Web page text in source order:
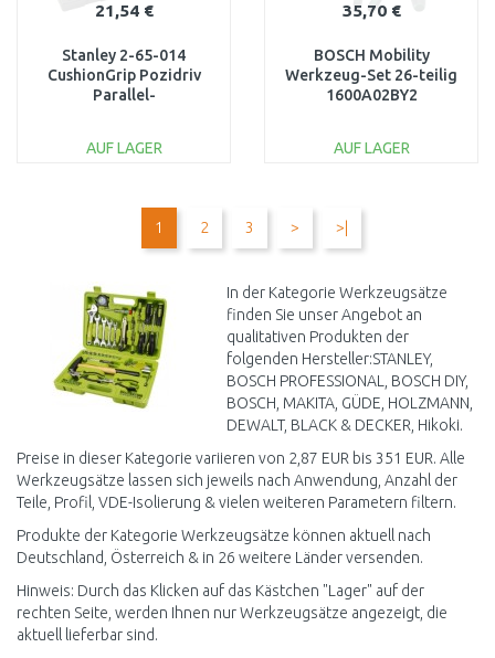
21,54 €
Stanley 2-65-014
CushionGrip Pozidriv
Parallel-
AUF LAGER
35,70 €
BOSCH Mobility
Werkzeug-Set 26-teilig
1600A02BY2
AUF LAGER
Vergleichen
1 2 3 > >|
In der Kategorie Werkzeugsätze
finden Sie unser Angebot an
qualitativen Produkten der
folgenden Hersteller:STANLEY,
BOSCH PROFESSIONAL, BOSCH DIY,
BOSCH, MAKITA, GÜDE, HOLZMANN,
DEWALT, BLACK & DECKER, Hikoki.
Preise in dieser Kategorie variieren von 2,87 EUR bis 351 EUR. Alle
Werkzeugsätze lassen sich jeweils nach Anwendung, Anzahl der
Teile, Profil, VDE-Isolierung & vielen weiteren Parametern filtern.
Produkte der Kategorie Werkzeugsätze können aktuell nach
Deutschland, Österreich & in 26 weitere Länder versenden.
Hinweis: Durch das Klicken auf das Kästchen "Lager" auf der
rechten Seite, werden Ihnen nur Werkzeugsätze angezeigt, die
aktuell lieferbar sind.